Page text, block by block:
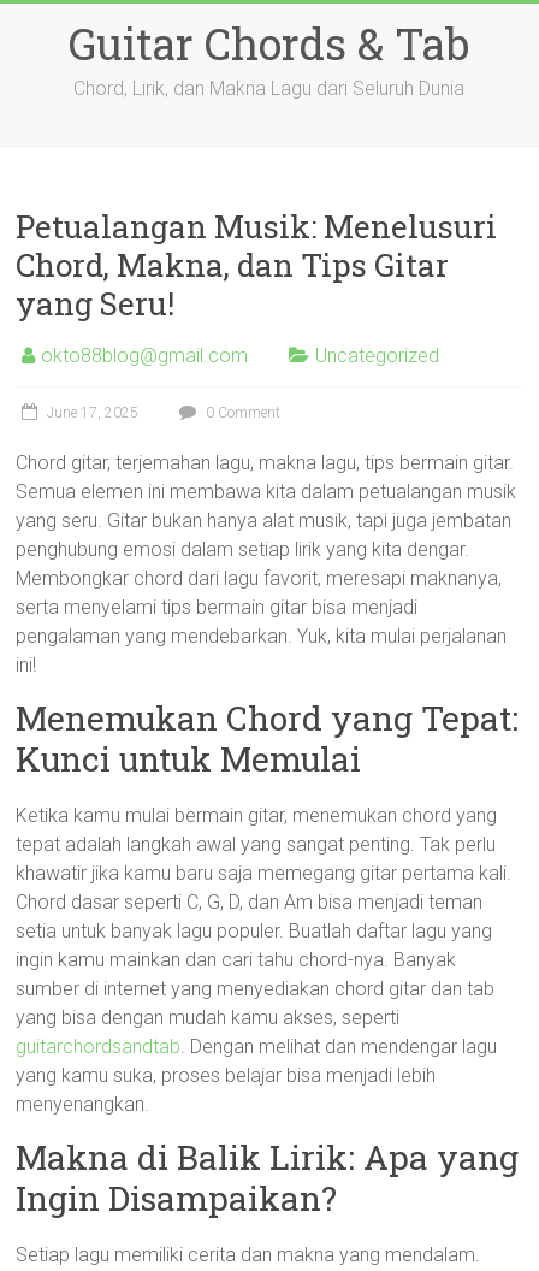
Guitar Chords & Tab
Chord, Lirik, dan Makna Lagu dari Seluruh Dunia
Petualangan Musik: Menelusuri
Chord, Makna, dan Tips Gitar
yang Seru!
okto88blog@gmail.com Uncategorized
June 17, 2025 0 Comment
Chord gitar, terjemahan lagu, makna lagu, tips bermain gitar.
Semua elemen ini membawa kita dalam petualangan musik
yang seru. Gitar bukan hanya alat musik, tapi juga jembatan
penghubung emosi dalam setiap lirik yang kita dengar.
Membongkar chord dari lagu favorit, meresapi maknanya,
serta menyelami tips bermain gitar bisa menjadi
pengalaman yang mendebarkan. Yuk, kita mulai perjalanan
ini!
Menemukan Chord yang Tepat:
Kunci untuk Memulai
Ketika kamu mulai bermain gitar, menemukan chord yang
tepat adalah langkah awal yang sangat penting. Tak perlu
khawatir jika kamu baru saja memegang gitar pertama kali.
Chord dasar seperti C, G, D, dan Am bisa menjadi teman
setia untuk banyak lagu populer. Buatlah daftar lagu yang
ingin kamu mainkan dan cari tahu chord-nya. Banyak
sumber di internet yang menyediakan chord gitar dan tab
yang bisa dengan mudah kamu akses, seperti
guitarchordsandtab. Dengan melihat dan mendengar lagu
yang kamu suka, proses belajar bisa menjadi lebih
menyenangkan.
Makna di Balik Lirik: Apa yang
Ingin Disampaikan?
Setiap lagu memiliki cerita dan makna yang mendalam.